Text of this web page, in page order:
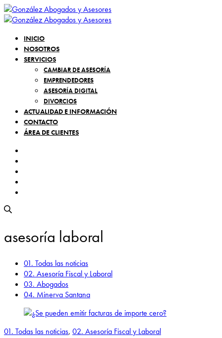
INICIO
NOSOTROS
SERVICIOS
CAMBIAR DE ASESORÍA
EMPRENDEDORES
ASESORÍA DIGITAL
DIVORCIOS
ACTUALIDAD E INFORMACIÓN
CONTACTO
ÁREA DE CLIENTES
asesoría laboral
01. Todas las noticias
02. Asesoría Fiscal y Laboral
03. Abogados
04. Minerva Santana
01. Todas las noticias, 02. Asesoría Fiscal y Laboral